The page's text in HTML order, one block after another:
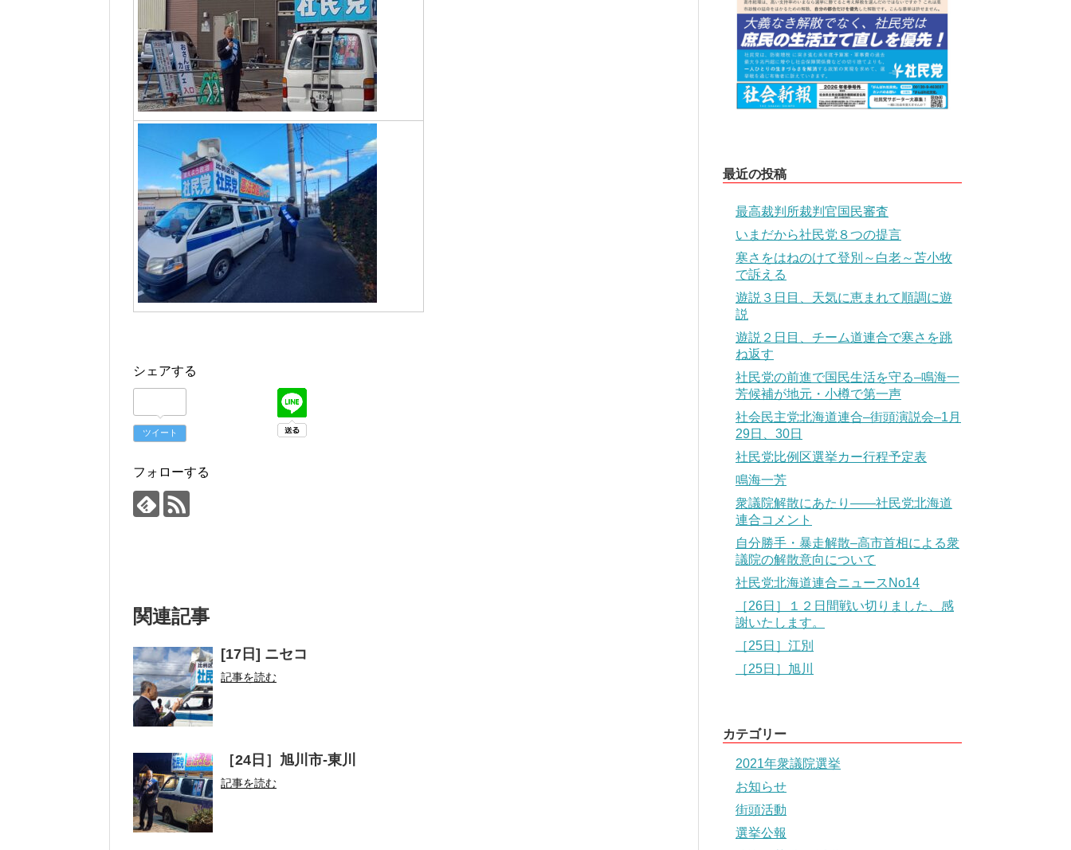
シェアする
ツイート
フォローする
関連記事
[17日] ニセコ
記事を読む
［24日］旭川市-東川
記事を読む
最近の投稿
最高裁判所裁判官国民審査
いまだから社民党８つの提言
寒さをはねのけて登別～白老～苫小牧
で訴える
遊説３日目、天気に恵まれて順調に遊
説
遊説２日目、チーム道連合で寒さを跳
ね返す
社民党の前進で国民生活を守る–鳴海一
芳候補が地元・小樽で第一声
社会民主党北海道連合–街頭演説会–1月
29日、30日
社民党比例区選挙カー行程予定表
鳴海一芳
衆議院解散にあたり――社民党北海道
連合コメント
自分勝手・暴走解散–高市首相による衆
議院の解散意向について
社民党北海道連合ニュースNo14
［26日］１２日間戦い切りました、感
謝いたします。
［25日］江別
［25日］旭川
カテゴリー
2021年衆議院選挙
お知らせ
街頭活動
選挙公報